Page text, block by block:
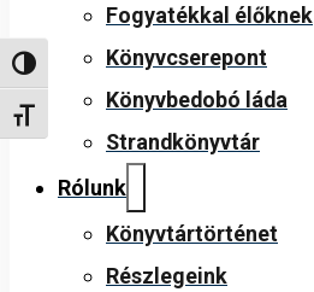
Nagy kontraszt váltása
Betűméret váltása
Fogyatékkal élőknek
Könyvcserepont
Könyvbedobó láda
Strandkönyvtár
Rólunk
Könyvtártörténet
Részlegeink